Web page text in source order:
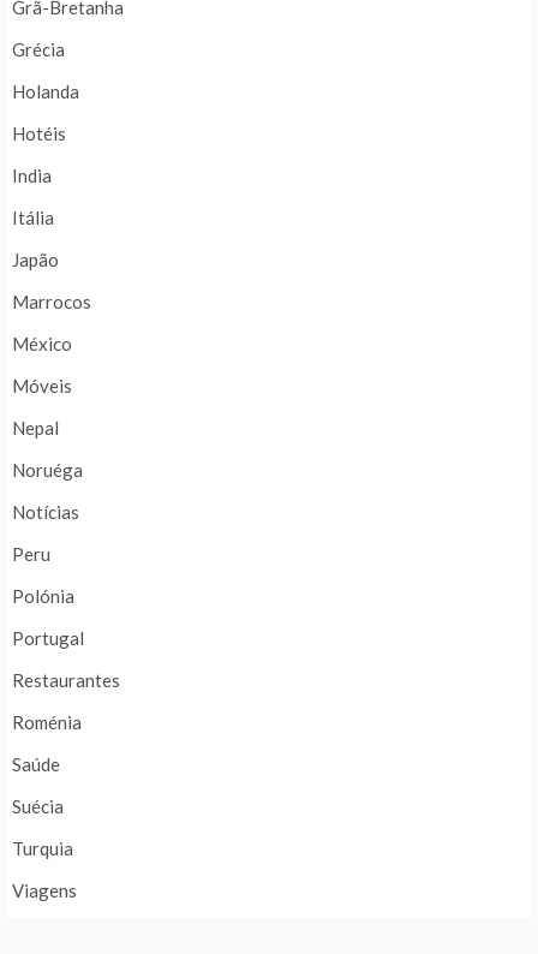
Grã-Bretanha
Grécia
Holanda
Hotéis
India
Itália
Japão
Marrocos
México
Móveis
Nepal
Noruéga
Notícias
Peru
Polónia
Portugal
Restaurantes
Roménia
Saúde
Suécia
Turquia
Viagens